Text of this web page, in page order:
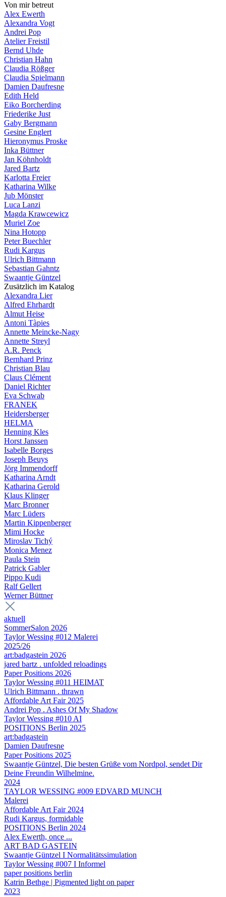
Von mir betreut
Alex Ewerth
Alexandra Vogt
Andrei Pop
Atelier Freistil
Bernd Uhde
Christian Hahn
Claudia Rößger
Claudia Spielmann
Damien Daufresne
Edith Held
Eiko Borcherding
Friederike Just
Gaby Bergmann
Gesine Englert
Hieronymus Proske
Inka Büttner
Jan Köhnholdt
Jared Bartz
Karlotta Freier
Katharina Wilke
Jub Mönster
Luca Lanzi
Magda Krawcewicz
Muriel Zoe
Nina Hotopp
Peter Buechler
Rudi Kargus
Ulrich Bittmann
Sebastian Gahntz
Swaantje Güntzel
Zusätzlich im Katalog
Alexandra Lier
Alfred Ehrhardt
Almut Heise
Antoni Tàpies
Annette Meincke-Nagy
Annette Streyl
A.R. Penck
Bernhard Prinz
Christian Blau
Claus Clément
Daniel Richter
Eva Schwab
FRANEK
Heidersberger
HELMA
Henning Kles
Horst Janssen
Isabelle Borges
Joseph Beuys
Jörg Immendorff
Katharina Arndt
Katharina Gerold
Klaus Klinger
Marc Bronner
Marc Lüders
Martin Kippenberger
Mimi Hocke
Miroslav Tichý
Monica Menez
Paula Stein
Patrick Gabler
Pippo Kudi
Ralf Gellert
Werner Büttner
aktuell
SommerSalon 2026
Taylor Wessing #012 Malerei
2025/26
art:badgastein 2026
jared bartz . unfolded reloadings
Paper Positions 2026
Taylor Wessing #011 HEIMAT
Ulrich Bittmann . thrawn
Affordable Art Fair 2025
Andrei Pop . Ashes Of My Shadow
Taylor Wessing #010 AI
POSITIONS Berlin 2025
art:badgastein
Damien Daufresne
Paper Positions 2025
Swaantje Güntzel, Die besten Grüße vom Nordpol, sendet Dir
Deine Freundin Wilhelmine.
2024
TAYLOR WESSING #009 EDVARD MUNCH
Malerei
Affordable Art Fair 2024
Rudi Kargus, formidable
POSITIONS Berlin 2024
Alex Ewerth, once ...
ART BAD GASTEIN
Swaantje Güntzel I Normalitätssimulation
Taylor Wessing #007 I Informel
paper positions berlin
Katrin Bethge | Pigmented light on paper
2023